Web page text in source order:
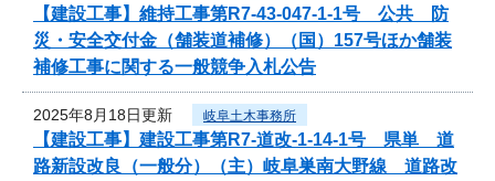
【建設工事】維持工事第R7-43-047-1-1号 公共 防
災・安全交付金（舗装道補修）（国）157号ほか舗装
補修工事に関する一般競争入札公告
2025年8月18日更新 岐阜土木事務所
【建設工事】建設工事第R7-道改-1-14-1号 県単 道
路新設改良（一般分）（主）岐阜巣南大野線 道路改